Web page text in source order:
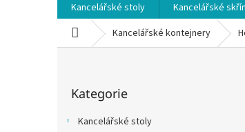
Kancelářské stoly Kancelářské
Domů Kancelářské kontejnery
kategorie
Kategorie
Kancelářské stoly